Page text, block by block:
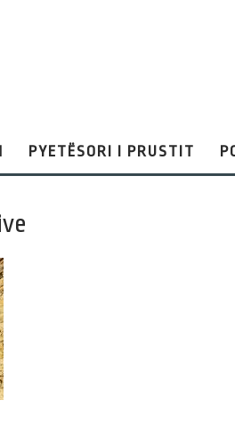
PYETËSORI I PRUSTIT